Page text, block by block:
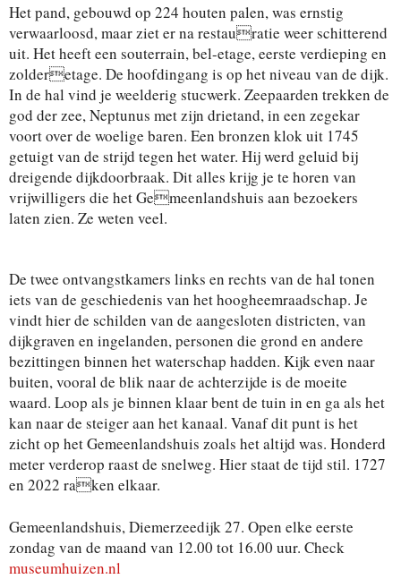
Het pand, gebouwd op 224 houten palen, was ernstig
verwaarloosd, maar ziet er na restauratie weer schitterend
uit. Het heeft een souterrain, bel-etage, eerste verdieping en
zolderetage. De hoofdingang is op het niveau van de dijk.
In de hal vind je weelderig stucwerk. Zeepaarden trekken de
god der zee, Neptunus met zijn drietand, in een zegekar
voort over de woelige baren. Een bronzen klok uit 1745
getuigt van de strijd tegen het water. Hij werd geluid bij
dreigende dijkdoorbraak. Dit alles krijg je te horen van
vrijwilligers die het Gemeenlandshuis aan bezoekers
laten zien. Ze weten veel.
De twee ontvangstkamers links en rechts van de hal tonen
iets van de geschiedenis van het hoogheemraadschap. Je
vindt hier de schilden van de aangesloten districten, van
dijkgraven en ingelanden, personen die grond en andere
bezittingen binnen het waterschap hadden. Kijk even naar
buiten, vooral de blik naar de achterzijde is de moeite
waard. Loop als je binnen klaar bent de tuin in en ga als het
kan naar de steiger aan het kanaal. Vanaf dit punt is het
zicht op het Gemeenlandshuis zoals het altijd was. Honderd
meter verderop raast de snelweg. Hier staat de tijd stil. 1727
en 2022 raken elkaar.
Gemeenlandshuis, Diemerzeedijk 27. Open elke eerste
zondag van de maand van 12.00 tot 16.00 uur. Check
museumhuizen.nl